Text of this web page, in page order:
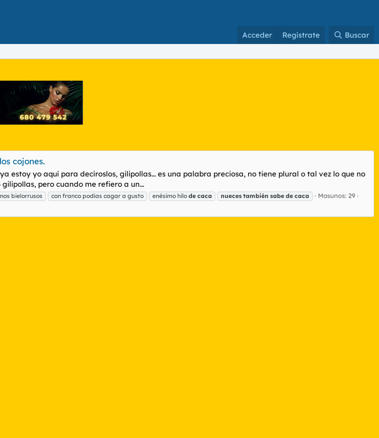
Acceder Regístrate Buscar
cojones.
estoy yo aquí para decíroslos, gilipollas... es una palabra preciosa, no tiene plural o tal vez lo que no
pero cuando me refiero a un...
bielorrusos con franco podías cagar a gusto enésimo hilo de caca nueces también sabe de caca
Masunos: 29